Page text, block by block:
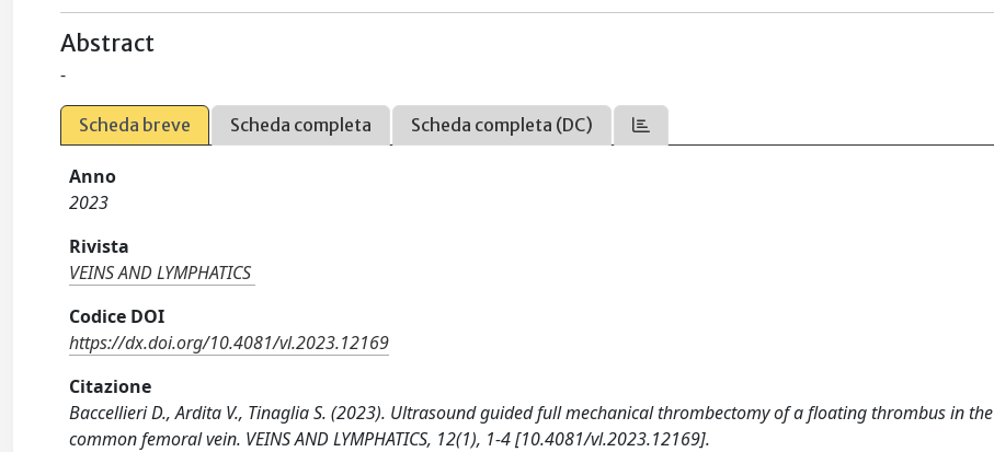
Abstract
-
Scheda breve Scheda completa Scheda completa (DC)
Anno
2023
Rivista
VEINS AND LYMPHATICS
Codice DOI
https://dx.doi.org/10.4081/vl.2023.12169
Citazione
Baccellieri D., Ardita V., Tinaglia S. (2023). Ultrasound guided full mechanical thrombectomy of a floating thrombus in the
common femoral vein. VEINS AND LYMPHATICS, 12(1), 1-4 [10.4081/vl.2023.12169].